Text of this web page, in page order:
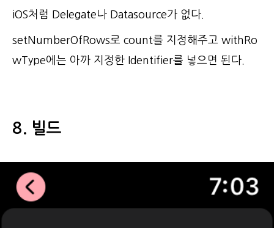
iOS처럼 Delegate나 Datasource가 없다.
setNumberOfRows로 count를 지정해주고 withRo
wType에는 아까 지정한 Identifier를 넣으면 된다.
8. 빌드